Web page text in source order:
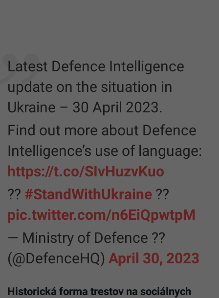
Latest Defence Intelligence
update on the situation in
Ukraine – 30 April 2023.
Find out more about Defence
Intelligence’s use of language:
https://t.co/SIvHuzvKuo
?? #StandWithUkraine ??
pic.twitter.com/n6EiQpwtpM
— Ministry of Defence ??
(@DefenceHQ) April 30, 2023
Historická forma trestov na sociálnych